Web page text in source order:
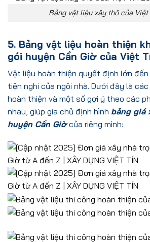
Bảng vật liệu xây thô của Việt
5. Bảng vật liệu hoàn thiện
gói huyện Cần Giờ của Việt
Vật liệu hoàn thiện quyết định lớn
tiện nghi của ngôi nhà. Dưới đây là
hoàn thiện và một số gợi ý theo các
nhau, giúp gia chủ định hình bảng giá
huyện Cần Giờcủa riêng mình: